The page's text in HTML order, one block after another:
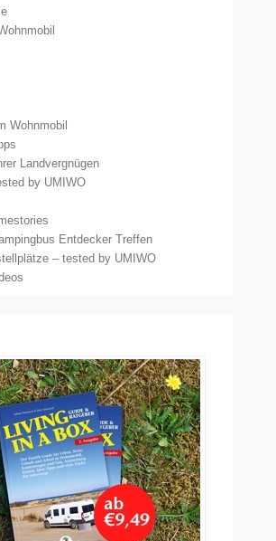
Wohnmobil
Landvergnügen
by UMIWO
Entdecker Treffen
– tested by UMIWO